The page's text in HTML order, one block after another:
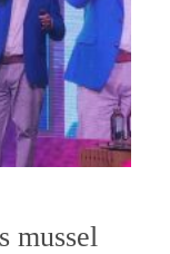
mussel